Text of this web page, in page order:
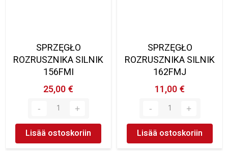
SPRZĘGŁO
ROZRUSZNIKA SILNIK
156FMI
25,00 €
Lisää ostoskoriin
SPRZĘGŁO
ROZRUSZNIKA SILNIK
162FMJ
11,00 €
Lisää ostoskoriin